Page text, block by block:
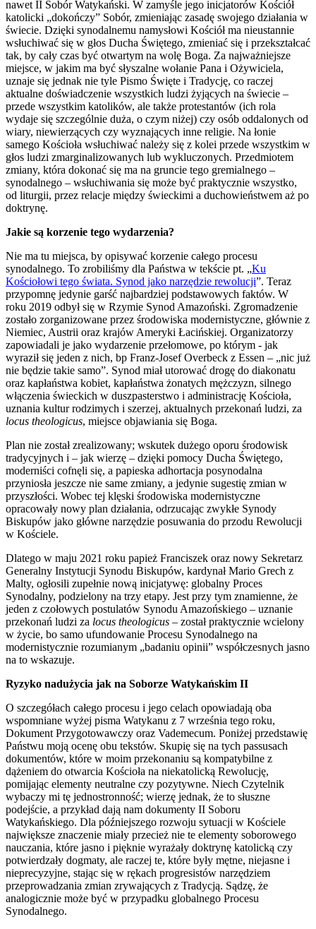
nawet II Sobór Watykański. W zamyśle jego inicjatorów Kościół
katolicki „dokończy” Sobór, zmieniając zasadę swojego działania w
świecie. Dzięki synodalnemu namysłowi Kościół ma nieustannie
wsłuchiwać się w głos Ducha Świętego, zmieniać się i przekształcać
tak, by cały czas być otwartym na wolę Boga. Za najważniejsze
miejsce, w jakim ma być słyszalne wołanie Pana i Ożywiciela,
uznaje się jednak nie tyle Pismo Święte i Tradycję, co raczej
aktualne doświadczenie wszystkich ludzi żyjących na świecie –
przede wszystkim katolików, ale także protestantów (ich rola
wydaje się szczególnie duża, o czym niżej) czy osób oddalonych od
wiary, niewierzących czy wyznających inne religie. Na łonie
samego Kościoła wsłuchiwać należy się z kolei przede wszystkim w
głos ludzi zmarginalizowanych lub wykluczonych. Przedmiotem
zmiany, która dokonać się ma na gruncie tego gremialnego –
synodalnego – wsłuchiwania się może być praktycznie wszystko,
od liturgii, przez relacje między świeckimi a duchowieństwem aż po
doktrynę.
Jakie są korzenie tego wydarzenia?
Nie ma tu miejsca, by opisywać korzenie całego procesu
synodalnego. To zrobiliśmy dla Państwa w tekście pt. „Ku
Kościołowi tego świata. Synod jako narzędzie rewolucji”. Teraz
przypomnę jedynie garść najbardziej podstawowych faktów. W
roku 2019 odbył się w Rzymie Synod Amazoński. Zgromadzenie
zostało zorganizowane przez środowiska modernistyczne, głównie z
Niemiec, Austrii oraz krajów Ameryki Łacińskiej. Organizatorzy
zapowiadali je jako wydarzenie przełomowe, po którym - jak
wyraził się jeden z nich, bp Franz-Josef Overbeck z Essen – „nic już
nie będzie takie samo”. Synod miał utorować drogę do diakonatu
oraz kapłaństwa kobiet, kapłaństwa żonatych mężczyzn, silnego
włączenia świeckich w duszpasterstwo i administrację Kościoła,
uznania kultur rodzimych i szerzej, aktualnych przekonań ludzi, za
locus theologicus, miejsce objawiania się Boga.
Plan nie został zrealizowany; wskutek dużego oporu środowisk
tradycyjnych i – jak wierzę – dzięki pomocy Ducha Świętego,
moderniści cofnęli się, a papieska adhortacja posynodalna
przyniosła jeszcze nie same zmiany, a jedynie sugestię zmian w
przyszłości. Wobec tej klęski środowiska modernistyczne
opracowały nowy plan działania, odrzucając zwykłe Synody
Biskupów jako główne narzędzie posuwania do przodu Rewolucji
w Kościele.
Dlatego w maju 2021 roku papież Franciszek oraz nowy Sekretarz
Generalny Instytucji Synodu Biskupów, kardynał Mario Grech z
Malty, ogłosili zupełnie nową inicjatywę: globalny Proces
Synodalny, podzielony na trzy etapy. Jest przy tym znamienne, że
jeden z czołowych postulatów Synodu Amazońskiego – uznanie
przekonań ludzi za locus theologicus – został praktycznie wcielony
w życie, bo samo ufundowanie Procesu Synodalnego na
modernistycznie rozumianym „badaniu opinii” współczesnych jasno
na to wskazuje.
Ryzyko nadużycia jak na Soborze Watykańskim II
O szczegółach całego procesu i jego celach opowiadają oba
wspomniane wyżej pisma Watykanu z 7 września tego roku,
Dokument Przygotowawczy oraz Vademecum. Poniżej przedstawię
Państwu moją ocenę obu tekstów. Skupię się na tych passusach
dokumentów, które w moim przekonaniu są kompatybilne z
dążeniem do otwarcia Kościoła na niekatolicką Rewolucję,
pomijając elementy neutralne czy pozytywne. Niech Czytelnik
wybaczy mi tę jednostronność; wierzę jednak, że to słuszne
podejście, a przykład dają nam dokumenty II Soboru
Watykańskiego. Dla późniejszego rozwoju sytuacji w Kościele
największe znaczenie miały przecież nie te elementy soborowego
nauczania, które jasno i pięknie wyrażały doktrynę katolicką czy
potwierdzały dogmaty, ale raczej te, które były mętne, niejasne i
nieprecyzyjne, stając się w rękach progresistów narzędziem
przeprowadzania zmian zrywających z Tradycją. Sądzę, że
analogicznie może być w przypadku globalnego Procesu
Synodalnego.